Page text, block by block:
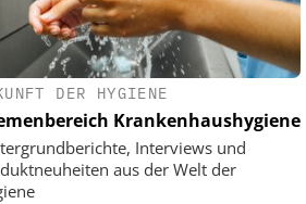
DER HYGIENE
Krankenhaushygiene
Interviews und
aus der Welt der
EASY SOFTWARE AG
Digitalisierung im
Personalmanagement: Von digitaler
Ordnung zur KI-fähigen Steuerung